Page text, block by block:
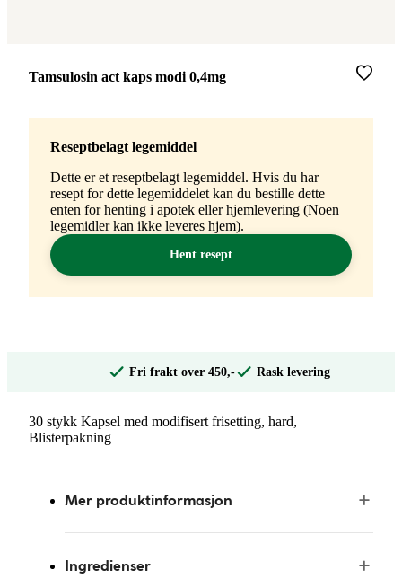
Merke:
Tamsulosin act kaps modi 0,4mg
Reseptbelagt legemiddel
Dette er et reseptbelagt legemiddel. Hvis du har
resept for dette legemiddelet kan du bestille dette
enten for henting i apotek eller hjemlevering (Noen
legemidler kan ikke leveres hjem).
Hent resept
Fri frakt over 450,- Rask levering
30 stykk Kapsel med modifisert frisetting, hard,
Blisterpakning
Mer produktinformasjon
Ingredienser